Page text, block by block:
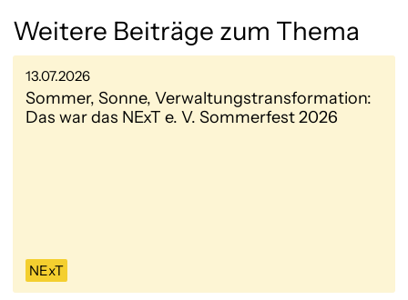
Weitere Beiträge zum Thema
13.07.2026
Sommer, Sonne, Verwaltungstransformation:
Das war das NExT e. V. Sommerfest 2026
NExT